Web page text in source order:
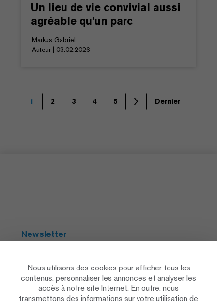
Un lieu de vie convivial aussi
agréable qu’un parc
Markus Gabriel
Auteur | 03.02.2026
1 2 3 4 5 Dernier
Newsletter
Social Media
Nous utilisons des cookies pour afficher tous les
contenus, personnaliser les annonces et analyser les
accès à notre site Internet. En outre, nous
transmettons des informations sur votre utilisation de